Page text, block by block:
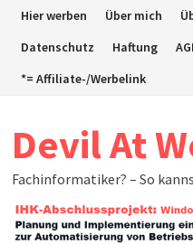
ZumHier werben Über mich
Datenschutz
Haftung
*= Affiliate-/Werbelink
Devil At
Fachinformatiker? – So